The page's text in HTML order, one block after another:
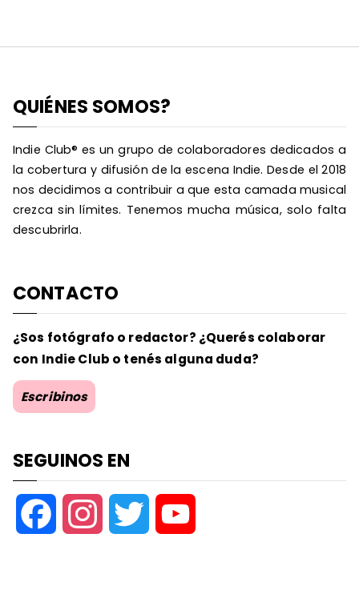
QUIÉNES SOMOS?
Indie Club® es un grupo de colaboradores dedicados a
la cobertura y difusión de la escena Indie. Desde el 2018
nos decidimos a contribuir a que esta camada musical
crezca sin límites. Tenemos mucha música, solo falta
descubrirla.
CONTACTO
¿Sos fotógrafo o redactor? ¿Querés colaborar
con Indie Club o tenés alguna duda?
Escribinos
SEGUINOS EN